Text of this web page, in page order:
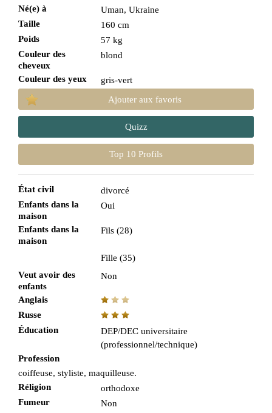
Né(e) à
Uman, Ukraine
Taille
160 cm
Poids
57 kg
Couleur des
cheveux
blond
Couleur des yeux
gris-vert
Ajouter aux favoris
Quizz
Top 10 Profils
État civil
divorcé
Enfants dans la
maison
Oui
Enfants dans la
maison
Fils (28)
Fille (35)
Veut avoir des
enfants
Non
Anglais
Russe
Éducation
DEP/DEC universitaire
(professionnel/technique)
Profession
coiffeuse, styliste, maquilleuse.
Réligion
orthodoxe
Fumeur
Non